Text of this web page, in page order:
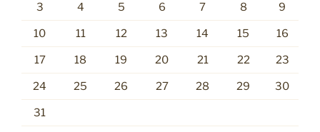
3 4 5 6 7 8 9
10 11 12 13 14 15 16
17 18 19 20 21 22 23
24 25 26 27 28 29 30
31